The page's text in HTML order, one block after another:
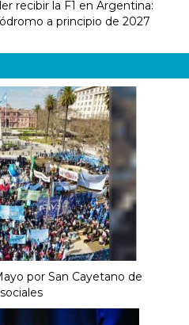
recibir la F1 en Argentina:
a principio de 2027
por San Cayetano de